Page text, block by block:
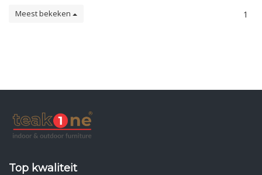
Meest bekeken 1
Top kwaliteit